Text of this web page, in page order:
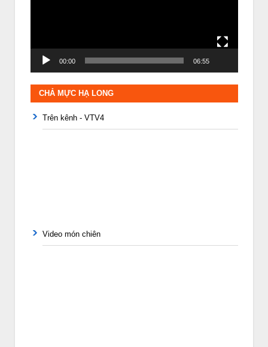
00:00 06:55
CHẢ MỰC HẠ LONG
Trên kênh - VTV4
Video món chiên